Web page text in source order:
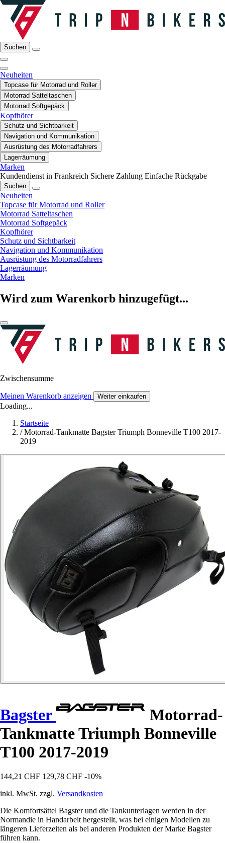
Suchen
Neuheiten
Topcase für Motorrad und Roller
Motorrad Satteltaschen
Motorrad Softgepäck
Kopfhörer
Schutz und Sichtbarkeit
Navigation und Kommunikation
Ausrüstung des Motorradfahrers
Lagerräumung
Marken
Kundendienst in Frankreich Sichere Zahlung Einfache Rückgabe
Suchen
Neuheiten
Topcase für Motorrad und Roller
Motorrad Satteltaschen
Motorrad Softgepäck
Kopfhörer
Schutz und Sichtbarkeit
Navigation und Kommunikation
Ausrüstung des Motorradfahrers
Lagerräumung
Marken
Wird zum Warenkorb hinzugefügt...
Zwischensumme
Meinen Warenkorb anzeigen Weiter einkaufen
Loading...
Startseite
/ Motorrad-Tankmatte Bagster Triumph Bonneville T100 2017-
2019
Bagster
Motorrad-
Tankmatte Triumph Bonneville
T100 2017-2019
144,21 CHF 129,78 CHF -10%
inkl. MwSt. zzgl. Versandkosten
Die Komfortsättel Bagster und die Tankunterlagen werden in der
Normandie in Handarbeit hergestellt, was bei einigen Modellen zu
längeren Lieferzeiten als bei anderen Produkten der Marke Bagster
führen kann.